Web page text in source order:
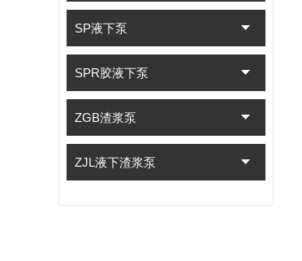
SP液下泵
SPR胶液下泵
ZGB渣浆泵
ZJL液下渣浆泵